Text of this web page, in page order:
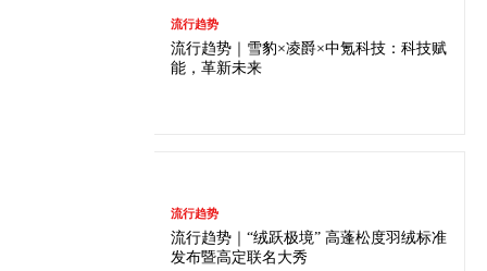
流行趋势
流行趋势｜雪豹×凌爵×中氪科技：科技赋
能，革新未来
流行趋势
流行趋势｜“绒跃极境” 高蓬松度羽绒标准
发布暨高定联名大秀